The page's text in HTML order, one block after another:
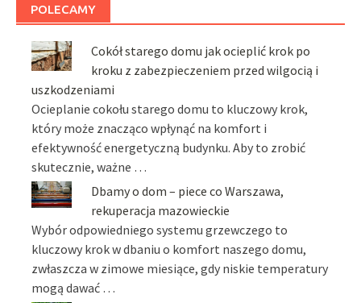
POLECAMY
Cokół starego domu jak ocieplić krok po
kroku z zabezpieczeniem przed wilgocią i
uszkodzeniami
Ocieplanie cokołu starego domu to kluczowy krok,
który może znacząco wpłynąć na komfort i
efektywność energetyczną budynku. Aby to zrobić
skutecznie, ważne …
Dbamy o dom – piece co Warszawa,
rekuperacja mazowieckie
Wybór odpowiedniego systemu grzewczego to
kluczowy krok w dbaniu o komfort naszego domu,
zwłaszcza w zimowe miesiące, gdy niskie temperatury
mogą dawać …